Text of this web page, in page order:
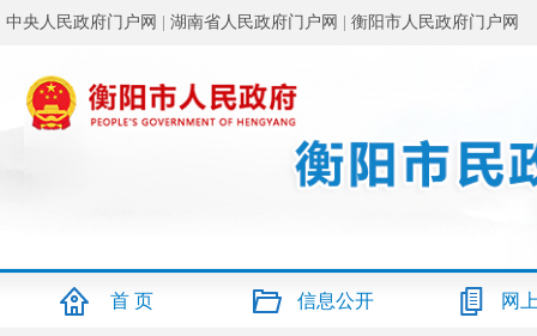
中央人民政府门户网 湖南省人民政府门户网 衡阳市人民政府门户网
首 页 信息公开 网